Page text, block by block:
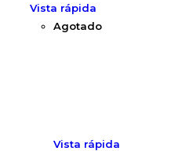
Vista rápida
Agotado
Vista rápida